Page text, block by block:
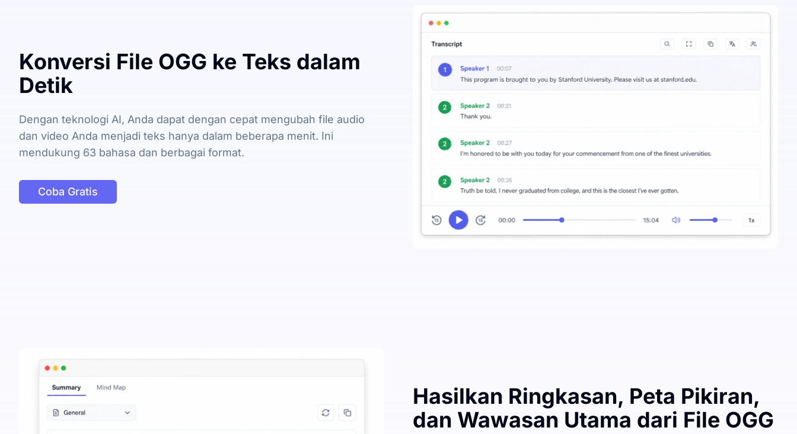
Konversi File OGG ke Teks dalam
Detik
Dengan teknologi AI, Anda dapat dengan cepat mengubah file audio
dan video Anda menjadi teks hanya dalam beberapa menit. Ini
mendukung 63 bahasa dan berbagai format.
Coba Gratis
Hasilkan Ringkasan, Peta Pikiran,
dan Wawasan Utama dari File OGG